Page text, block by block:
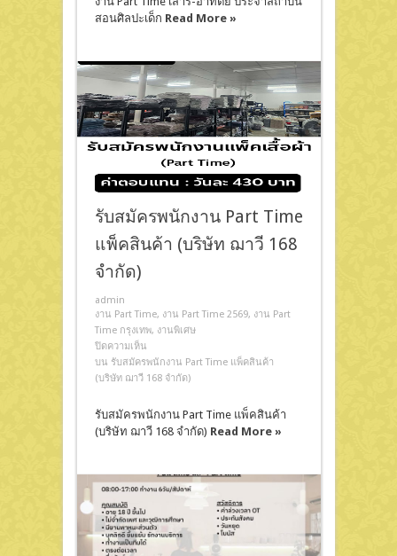
สอนศิลปะเด็ก Read More »
รับสมัครพนักงาน Part Time
แพ็คสินค้า (บริษัท ฌาวี 168
จำกัด)
admin
งาน Part Time, งาน Part Time 2569, งาน Part
Time กรุงเทพ, งานพิเศษ
ปิดความเห็น
บน รับสมัครพนักงาน Part Time แพ็คสินค้า
(บริษัท ฌาวี 168 จำกัด)
รับสมัครพนักงาน Part Time แพ็คสินค้า
(บริษัท ฌาวี 168 จำกัด) Read More »